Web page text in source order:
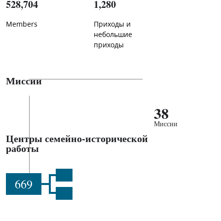
528,704
Members
1,280
Приходы и
небольшие
приходы
Миссии
38
Миссии
Центры семейно-исторической
работы
669